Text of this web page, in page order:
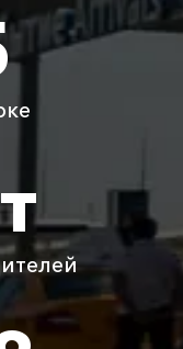
10260 ₽
Бесплатно